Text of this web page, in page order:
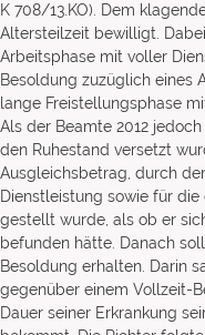
K 708/13.KO). Dem
Altersteilzeit bewilligt.
Arbeitsphase mit voller
Besoldung zuzüglich eines
lange Freistellungsphase
Als der Beamte 2012
den Ruhestand versetzt
Ausgleichsbetrag, durch
Dienstleistung sowie für die
gestellt wurde, als ob er
befunden hätte. Danach
Besoldung erhalten. Darin
gegenüber einem Vollzeit-
Dauer seiner Erkrankung